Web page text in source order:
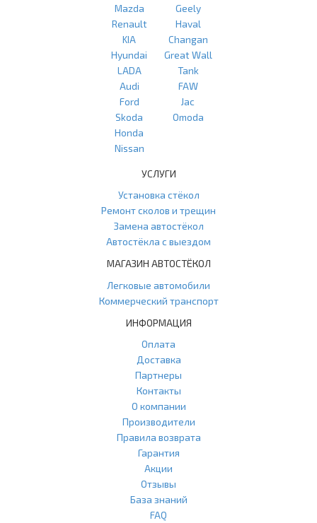
Mazda
Renault
KIA
Hyundai
LADA
Audi
Ford
Skoda
Honda
Nissan
Geely
Haval
Changan
Great Wall
Tank
FAW
Jac
Omoda
УСЛУГИ
Установка стёкол
Ремонт сколов и трещин
Замена автостёкол
Автостёкла с выездом
МАГАЗИН АВТОСТЁКОЛ
Легковые автомобили
Коммерческий транспорт
ИНФОРМАЦИЯ
Оплата
Доставка
Партнеры
Контакты
О компании
Производители
Правила возврата
Гарантия
Акции
Отзывы
База знаний
FAQ